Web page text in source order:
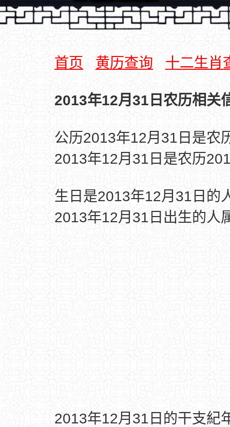
首页 黄历查询 十二生肖
2013年12月31日农历相关
公历2013年12月31日是农
2013年12月31日是农历
生日是2013年12月31日的
2013年12月31日出生的人
2013年12月31日的干支紀